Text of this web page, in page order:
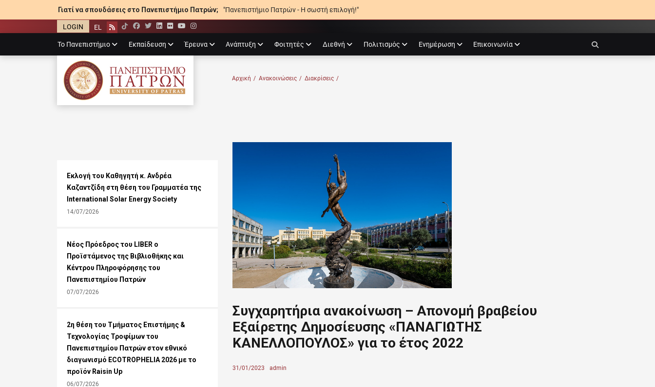
Γιατί να σπουδάσεις στο Πανεπιστήμιο Πατρών; "Πανεπιστήμιο Πατρών - Η σωστή επιλογή!"
LOGIN EL Rss Facebook
Twitter
LinkedIn
Flickr
YouTube
Instagram
menu
Το Πανεπιστήμιο Εκπαίδευση Έρευνα Ανάπτυξη Φοιτητές Διεθνή Πολιτισμός Ενημέρωση Επικοινωνία
ΠΑΝΕΠΙΣΤΉΜΙΟ ΠΑΤΡΏΝ
Αρχική / Ανακοινώσεις / Διακρίσεις /
Συγχαρητήρια ανακοίνωση – Απονομή βραβείου
Εξαίρετης Δημοσίευσης «ΠΑΝΑΓΙΩΤΗΣ
ΚΑΝΕΛΛΟΠΟΥΛΟΣ» για το έτος 2022
Posted
31/01/2023 Author
admin
Εκλογή του Καθηγητή κ. Ανδρέα
Καζαντζίδη στη θέση του Γραμματέα της
International Solar Energy Society
14/07/2026
Νέος Πρόεδρος του LIBER o
Προϊστάμενος της Βιβλιοθήκης και
Κέντρου Πληροφόρησης του
Πανεπιστημίου Πατρών
07/07/2026
2η θέση του Τμήματος Επιστήμης &
Τεχνολογίας Τροφίμων του
Πανεπιστημίου Πατρών στον εθνικό
διαγωνισμό ECOTROPHELIA 2026 με το
προϊόν Raisin Up
06/07/2026